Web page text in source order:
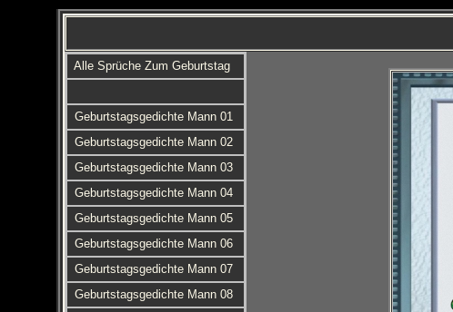
Alle Sprüche Zum Geburtstag
Geburtstagsgedichte Mann 01
Geburtstagsgedichte Mann 02
Geburtstagsgedichte Mann 03
Geburtstagsgedichte Mann 04
Geburtstagsgedichte Mann 05
Geburtstagsgedichte Mann 06
Geburtstagsgedichte Mann 07
Geburtstagsgedichte Mann 08